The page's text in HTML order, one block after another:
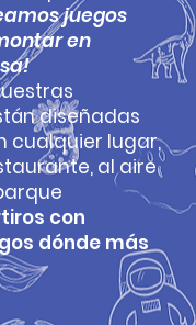
juegos
en
diseñadas
cualquier lugar,
al aire
con
dónde más